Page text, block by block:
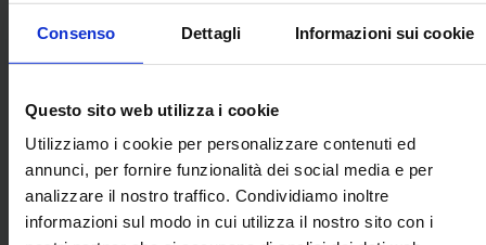
Consenso Dettagli Informazioni sui cookie
Questo sito web utilizza i cookie
Utilizziamo i cookie per personalizzare contenuti ed
annunci, per fornire funzionalità dei social media e per
analizzare il nostro traffico. Condividiamo inoltre
informazioni sul modo in cui utilizza il nostro sito con i